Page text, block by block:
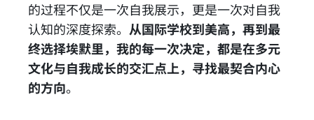
的过程不仅是一次自我展示，更是一次对自我
认知的深度探索。 从国际学校到美高，再到最
终选择埃默里，我的每一次决定，都是在多元
文化与自我成长的交汇点上，寻找最契合内心
的方向。